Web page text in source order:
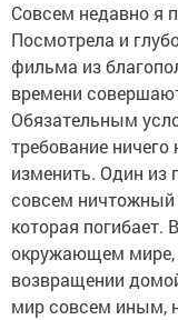
Совсем недавно я
Посмотрела и
фильма из
времени
Обязательным
требование ничего
изменить. Один из
совсем ничтожный
которая погибает.
окружающем мире,
возвращении
мир совсем иным,